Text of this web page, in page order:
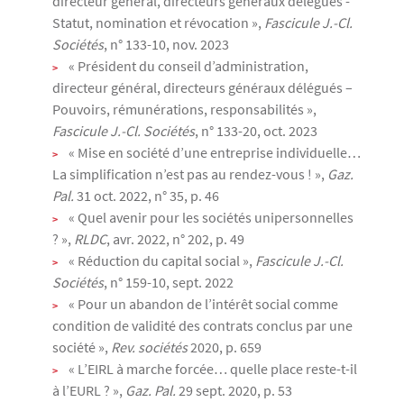
Statut, nomination et révocation », Fascicule J.-Cl.
Sociétés, n° 133-10, nov. 2023
« Président du conseil d’administration,
directeur général, directeurs généraux délégués –
Pouvoirs, rémunérations, responsabilités »,
Fascicule J.-Cl. Sociétés, n° 133-20, oct. 2023
« Mise en société d’une entreprise individuelle…
La simplification n’est pas au rendez-vous ! », Gaz.
Pal. 31 oct. 2022, n° 35, p. 46
« Quel avenir pour les sociétés unipersonnelles
? », RLDC, avr. 2022, n° 202, p. 49
« Réduction du capital social », Fascicule J.-Cl.
Sociétés, n° 159-10, sept. 2022
« Pour un abandon de l’intérêt social comme
condition de validité des contrats conclus par une
société », Rev. sociétés2020, p. 659
« L’EIRL à marche forcée… quelle place reste-t-il
à l’EURL ? », Gaz. Pal. 29 sept. 2020, p. 53